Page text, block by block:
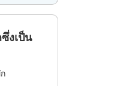
งเป็น